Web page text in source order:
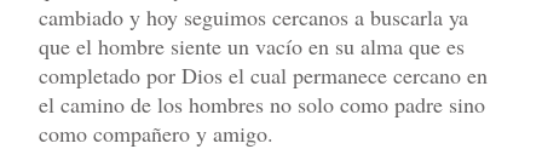
cambiado y hoy seguimos cercanos a buscarla ya
que el hombre siente un vacío en su alma que es
completado por Dios el cual permanece cercano en
el camino de los hombres no solo como padre sino
como compañero y amigo.